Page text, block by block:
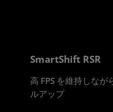
SmartShift RSR
高 FPS を維持しな
ルアップ